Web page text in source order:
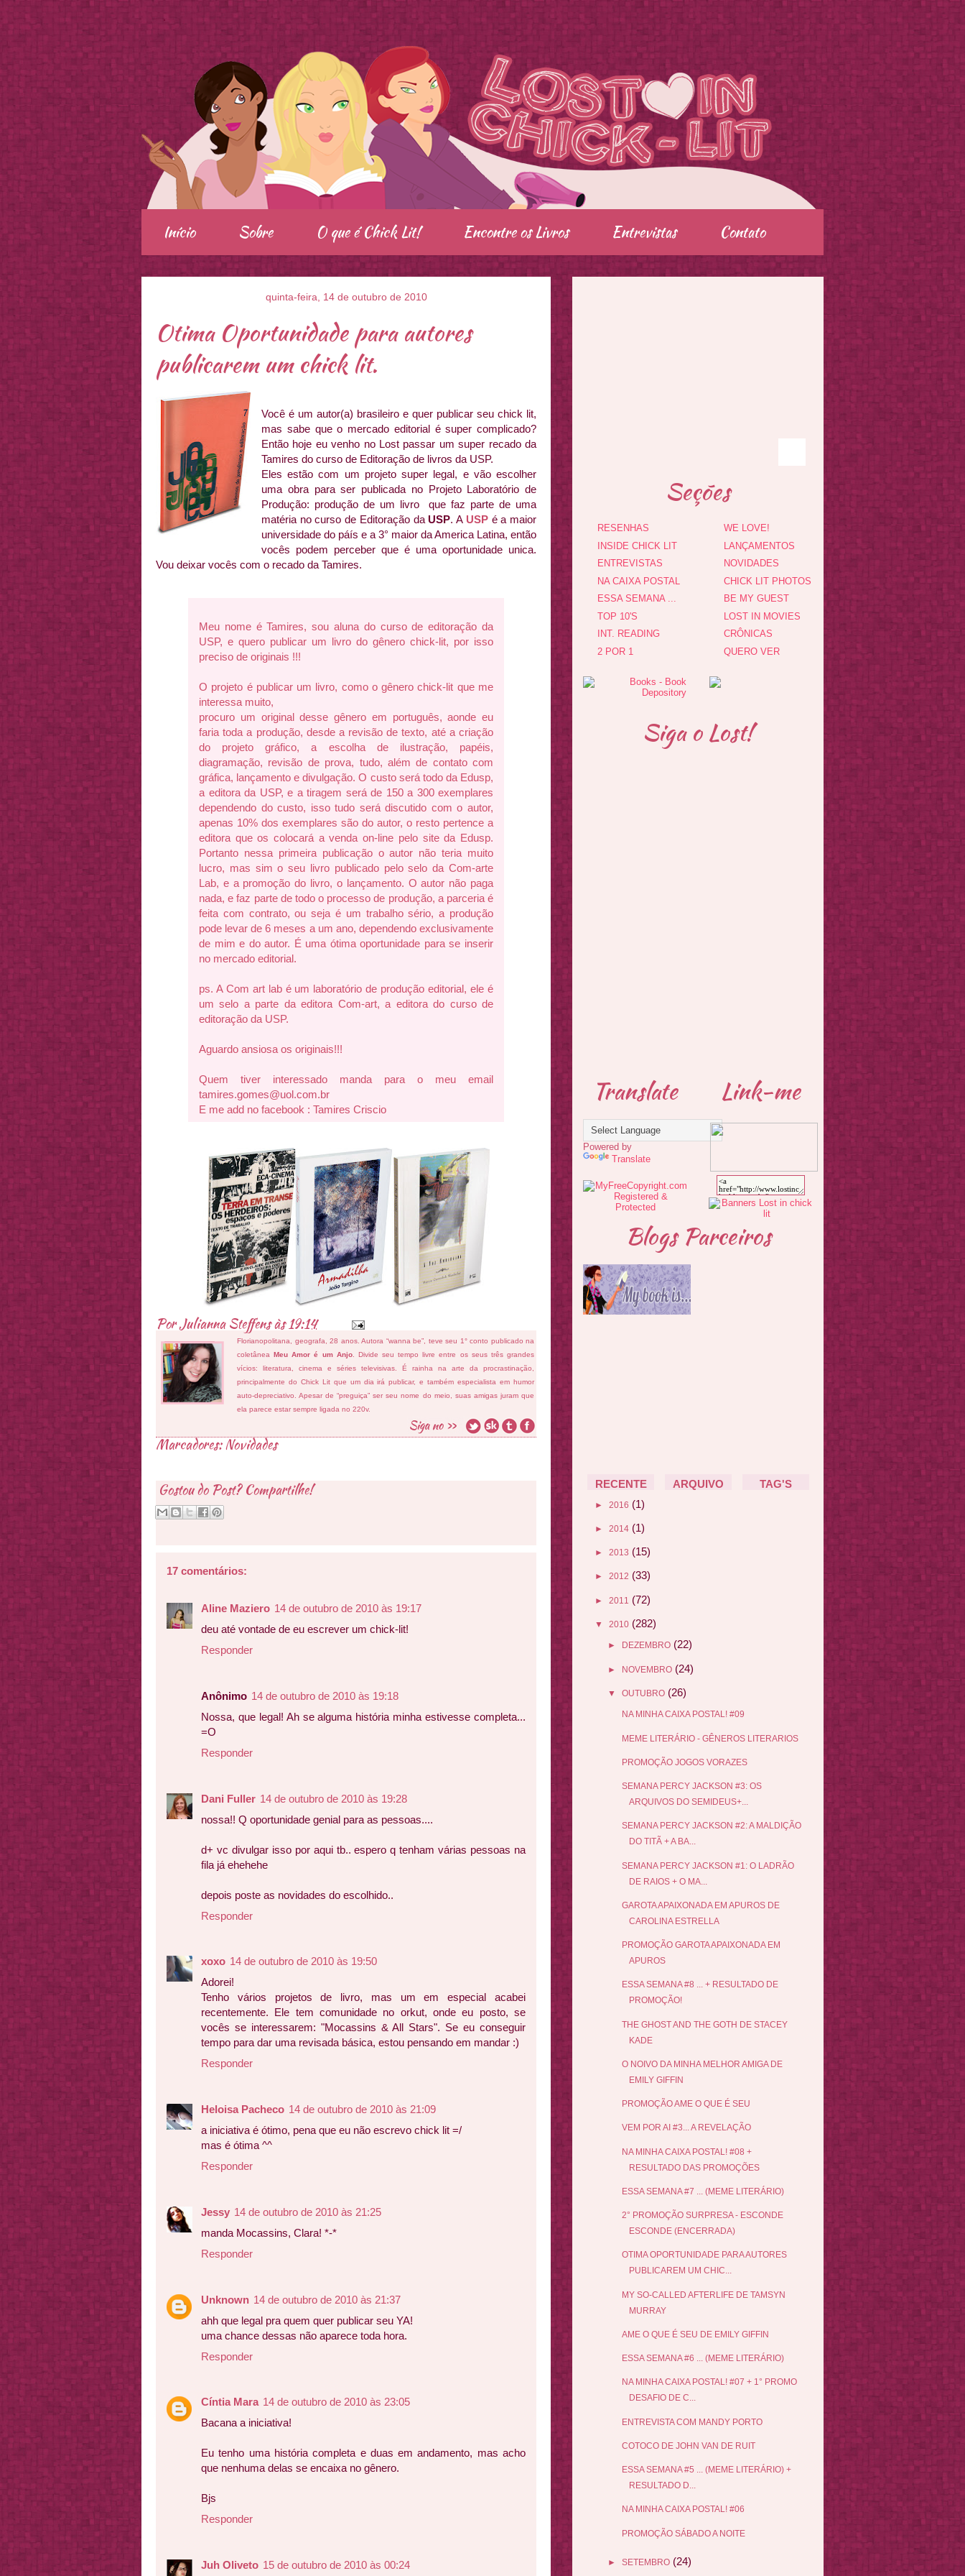
.
Início Sobre O que é Chick Lit! Encontre os Livros Entrevistas Contato
quinta-feira, 14 de outubro de 2010
Otima Oportunidade para autores
publicarem um chick lit.
Você é um autor(a) brasileiro e quer publicar seu chick lit,
mas sabe que o mercado editorial é super complicado?
Então hoje eu venho no Lost passar um super recado da
Tamires do curso de Editoração de livros da USP.
Eles estão com um projeto super legal, e vão escolher
uma obra para ser publicada no Projeto Laboratório de
Produção: produção de um livro que faz parte de uma
matéria no curso de Editoração daUSP. A USPé a maior
universidade do páís e a 3° maior da America Latina, então
vocês podem perceber que é uma oportunidade unica.
Vou deixar vocês com o recado da Tamires.
Meu nome é Tamires, sou aluna do curso de editoração da
USP, e quero publicar um livro do gênero chick-lit, por isso
preciso de originais !!!
O projeto é publicar um livro, como o gênero chick-lit que me
interessa muito,
procuro um original desse gênero em português, aonde eu
faria toda a produção, desde a revisão de texto, até a criação
do projeto gráfico, a escolha de ilustração, papéis,
diagramação, revisão de prova, tudo, além de contato com
gráfica, lançamento e divulgação. O custo será todo da Edusp,
a editora da USP, e a tiragem será de 150 a 300 exemplares
dependendo do custo, isso tudo será discutido com o autor,
apenas 10% dos exemplares são do autor, o resto pertence a
editora que os colocará a venda on-line pelo site da Edusp.
Portanto nessa primeira publicação o autor não teria muito
lucro, mas sim o seu livro publicado pelo selo da Com-arte
Lab, e a promoção do livro, o lançamento. O autor não paga
nada, e faz parte de todo o processo de produção, a parceria é
feita com contrato, ou seja é um trabalho sério, a produção
pode levar de 6 meses a um ano, dependendo exclusivamente
de mim e do autor. É uma ótima oportunidade para se inserir
no mercado editorial.
ps. A Com art lab é um laboratório de produção editorial, ele é
um selo a parte da editora Com-art, a editora do curso de
editoração da USP.
Aguardo ansiosa os originais!!!
Quem tiver interessado manda para o meu email
tamires.gomes@uol.com.br
E me add no facebook : Tamires Criscio
PorJulianna Steffensàs19:14
Florianopolitana, geografa, 28 anos. Autora “wanna be”, teve seu 1° conto publicado na
coletâneaMeu Amor é um Anjo. Divide seu tempo livre entre os seus três grandes
vícios: literatura, cinema e séries televisivas. É rainha na arte da procrastinação,
principalmente do Chick Lit que um dia irá publicar, e também especialista em humor
auto-depreciativo. Apesar de “preguiça” ser seu nome do meio, suas amigas juram que
ela parece estar sempre ligada no 220v.
Marcadores:Novidades
Gostou do Post? Compartilhe!
17 comentários:
Aline Maziero 14 de outubro de 2010 às 19:17
deu até vontade de eu escrever um chick-lit!
Responder
Anônimo 14 de outubro de 2010 às 19:18
Nossa, que legal! Ah se alguma história minha estivesse completa...
=O
Responder
Dani Fuller 14 de outubro de 2010 às 19:28
nossa!! Q oportunidade genial para as pessoas....
d+ vc divulgar isso por aqui tb.. espero q tenham várias pessoas na
fila já ehehehe
depois poste as novidades do escolhido..
Responder
xoxo 14 de outubro de 2010 às 19:50
Adorei!
Tenho vários projetos de livro, mas um em especial acabei
recentemente. Ele tem comunidade no orkut, onde eu posto, se
vocês se interessarem: "Mocassins & All Stars". Se eu conseguir
tempo para dar uma revisada básica, estou pensando em mandar :)
Responder
Heloisa Pacheco 14 de outubro de 2010 às 21:09
a iniciativa é ótimo, pena que eu não escrevo chick lit =/
mas é ótima ^^
Responder
Jessy 14 de outubro de 2010 às 21:25
manda Mocassins, Clara! *-*
Responder
Unknown 14 de outubro de 2010 às 21:37
ahh que legal pra quem quer publicar seu YA!
uma chance dessas não aparece toda hora.
Responder
Cíntia Mara 14 de outubro de 2010 às 23:05
Bacana a iniciativa!
Eu tenho uma história completa e duas em andamento, mas acho
que nenhuma delas se encaixa no gênero.
Bjs
Responder
Juh Oliveto 15 de outubro de 2010 às 00:24
Seções
RESENHAS
INSIDE CHICK LIT
ENTREVISTAS
NA CAIXA POSTAL
ESSA SEMANA ...
TOP 10'S
INT. READING
2 POR 1
WE LOVE!
LANÇAMENTOS
NOVIDADES
CHICK LIT PHOTOS
BE MY GUEST
LOST IN MOVIES
CRÔNICAS
QUERO VER
Siga o Lost!
Translate
Powered by
Translate
Link-me
Blogs Parceiros
RECENTE ARQUIVO TAG'S
► 2016 (1)
► 2014 (1)
► 2013 (15)
► 2012 (33)
► 2011 (72)
▼ 2010 (282)
► DEZEMBRO (22)
► NOVEMBRO (24)
▼ OUTUBRO (26)
NA MINHA CAIXA POSTAL! #09
MEME LITERÁRIO - GÊNEROS LITERARIOS
PROMOÇÃO JOGOS VORAZES
SEMANA PERCY JACKSON #3: OS
ARQUIVOS DO SEMIDEUS+...
SEMANA PERCY JACKSON #2: A MALDIÇÃO
DO TITÃ + A BA...
SEMANA PERCY JACKSON #1: O LADRÃO
DE RAIOS + O MA...
GAROTA APAIXONADA EM APUROS DE
CAROLINA ESTRELLA
PROMOÇÃO GAROTA APAIXONADA EM
APUROS
ESSA SEMANA #8 ... + RESULTADO DE
PROMOÇÃO!
THE GHOST AND THE GOTH DE STACEY
KADE
O NOIVO DA MINHA MELHOR AMIGA DE
EMILY GIFFIN
PROMOÇÃO AME O QUE É SEU
VEM POR AI #3... A REVELAÇÃO
NA MINHA CAIXA POSTAL! #08 +
RESULTADO DAS PROMOÇÕES
ESSA SEMANA #7 ... (MEME LITERÁRIO)
2° PROMOÇÃO SURPRESA - ESCONDE
ESCONDE (ENCERRADA)
OTIMA OPORTUNIDADE PARA AUTORES
PUBLICAREM UM CHIC...
MY SO-CALLED AFTERLIFE DE TAMSYN
MURRAY
AME O QUE É SEU DE EMILY GIFFIN
ESSA SEMANA #6 ... (MEME LITERÁRIO)
NA MINHA CAIXA POSTAL! #07 + 1° PROMO
DESAFIO DE C...
ENTREVISTA COM MANDY PORTO
COTOCO DE JOHN VAN DE RUIT
ESSA SEMANA #5 ... (MEME LITERÁRIO) +
RESULTADO D...
NA MINHA CAIXA POSTAL! #06
PROMOÇÃO SÁBADO A NOITE
► SETEMBRO (24)